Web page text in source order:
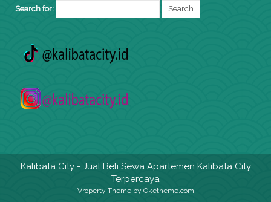
Search for:
Kalibata City- Jual Beli Sewa Apartemen Kalibata City
Terpercaya
Vroperty Themeby Oketheme.com